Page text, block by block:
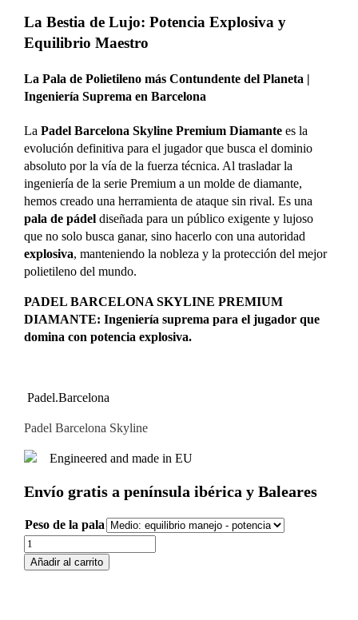
La Bestia de Lujo: Potencia Explosiva y
Equilibrio Maestro
La Pala de Polietileno más Contundente del Planeta |
Ingeniería Suprema en Barcelona
La Padel Barcelona Skyline Premium Diamantees la
evolución definitiva para el jugador que busca el dominio
absoluto por la vía de la fuerza técnica. Al trasladar la
ingeniería de la serie Premium a un molde de diamante,
hemos creado una herramienta de ataque sin rival. Es una
pala de pádeldiseñada para un público exigente y lujoso
que no solo busca ganar, sino hacerlo con una autoridad
explosiva, manteniendo la nobleza y la protección del mejor
polietileno del mundo.
PADEL BARCELONA SKYLINE PREMIUM
DIAMANTE: Ingeniería suprema para el jugador que
domina con potencia explosiva.
Padel.Barcelona
Padel Barcelona Skyline
Engineered and made in EU
Envío gratis a península ibérica y Baleares
Peso de la pala
Pala
deAñadir al carrito